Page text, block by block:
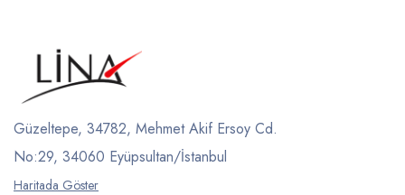
Güzeltepe, 34782, Mehmet Akif Ersoy Cd.
No:29, 34060 Eyüpsultan/İstanbul
Haritada Göster